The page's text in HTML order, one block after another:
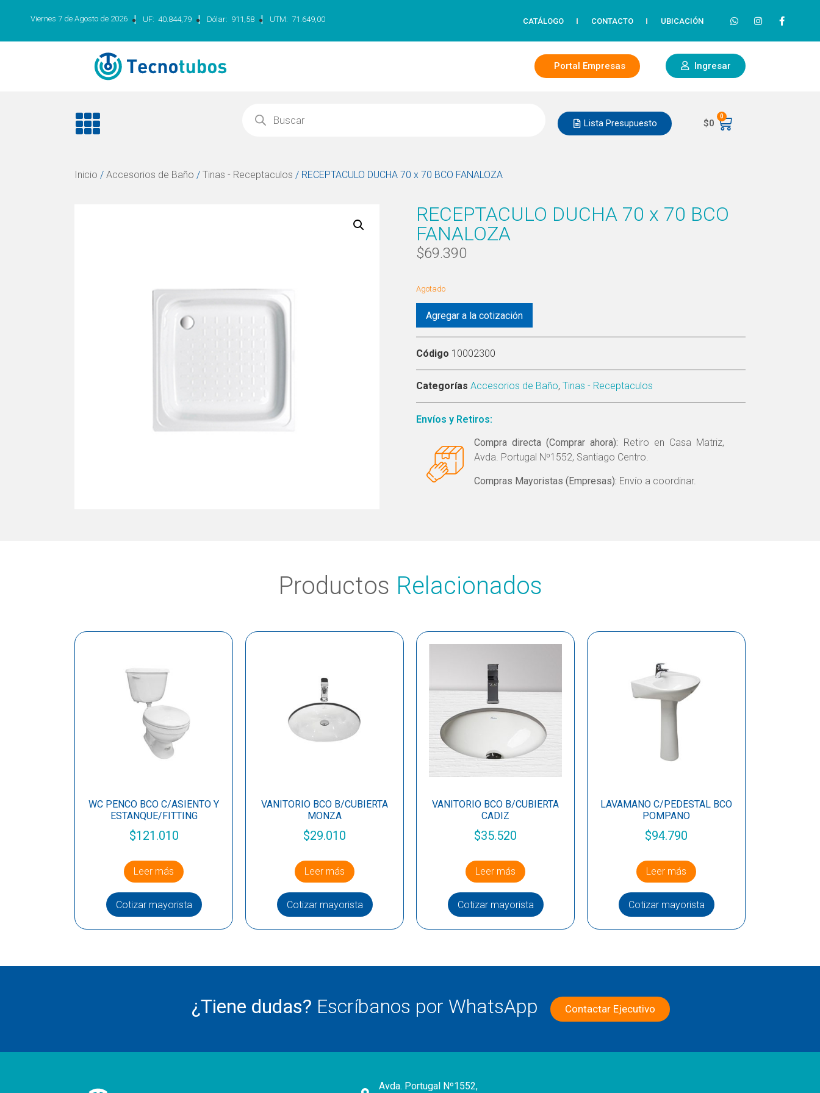
Viernes 7 de Agosto de 2026 | UF: 40.844,79 | Dólar: 911,58 | UTM: 71.649,00 CATÁLOGO CONTACTO UBICACIÓN
Portal Empresas Ingresar
Lista Presupuesto $0
0
Inicio / Accesorios de Baño / Tinas - Receptaculos / RECEPTACULO DUCHA 70 x 70 BCO FANALOZA
RECEPTACULO DUCHA 70 x 70 BCO
FANALOZA
$69.390
Agotado
Agregar a la cotización
Código 10002300
Categorías Accesorios de Baño, Tinas - Receptaculos
Envíos y Retiros:
Compra directa (Comprar ahora): Retiro en Casa Matriz,
Avda. Portugal Nº1552, Santiago Centro.
Compras Mayoristas (Empresas): Envío a coordinar.
Productos Relacionados
WC PENCO BCO C/ASIENTO Y
ESTANQUE/FITTING
$121.010
Leer más
Cotizar mayorista
VANITORIO BCO B/CUBIERTA
MONZA
$29.010
Leer más
Cotizar mayorista
VANITORIO BCO B/CUBIERTA
CADIZ
$35.520
Leer más
Cotizar mayorista
LAVAMANO C/PEDESTAL BCO
POMPANO
$94.790
Leer más
Cotizar mayorista
¿Tiene dudas? Escríbanos por WhatsApp Contactar Ejecutivo
Avda. Portugal Nº1552,